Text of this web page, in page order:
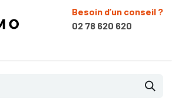
Besoin d’un conseil ?
02 78 620 620